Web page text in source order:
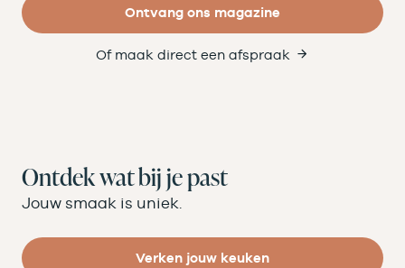
Ontvang ons magazine
Of maak direct een afspraak
Ontdek wat bij je past
Jouw smaak is uniek.
Verken jouw keuken